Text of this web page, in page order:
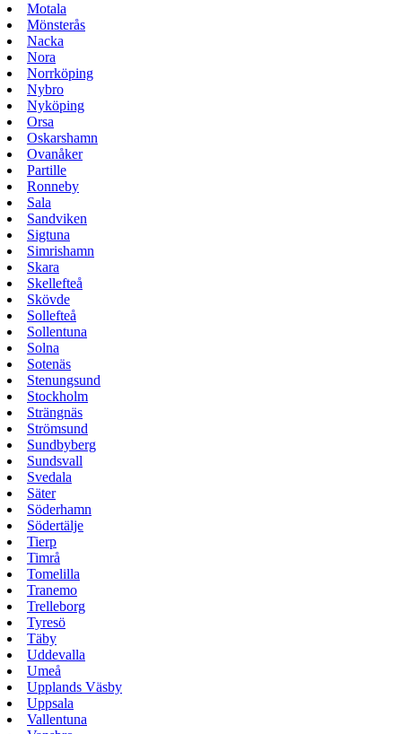
Motala
Mönsterås
Nacka
Nora
Norrköping
Nybro
Nyköping
Orsa
Oskarshamn
Ovanåker
Partille
Ronneby
Sala
Sandviken
Sigtuna
Simrishamn
Skara
Skellefteå
Skövde
Sollefteå
Sollentuna
Solna
Sotenäs
Stenungsund
Stockholm
Strängnäs
Strömsund
Sundbyberg
Sundsvall
Svedala
Säter
Söderhamn
Södertälje
Tierp
Timrå
Tomelilla
Tranemo
Trelleborg
Tyresö
Täby
Uddevalla
Umeå
Upplands Väsby
Uppsala
Vallentuna